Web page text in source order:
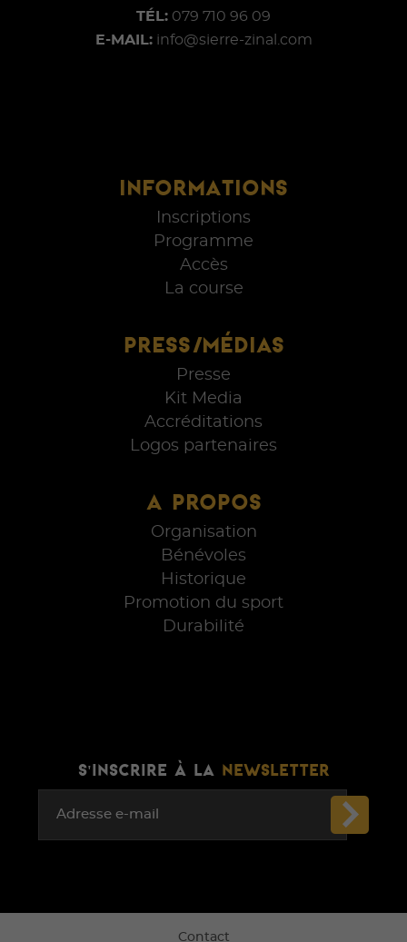
INFORMATIONS
Inscriptions
Programme
Accès
La course
PRESS/MÉDIAS
Presse
Kit Media
Accréditations
Logos partenaires
A PROPOS
Organisation
Bénévoles
Historique
Promotion du sport
Durabilité
TÉL: 079 710 96 09
E-MAIL: info@sierre-zinal.com
S'INSCRIRE À LA NEWSLETTER
Adresse e-mail
Contact